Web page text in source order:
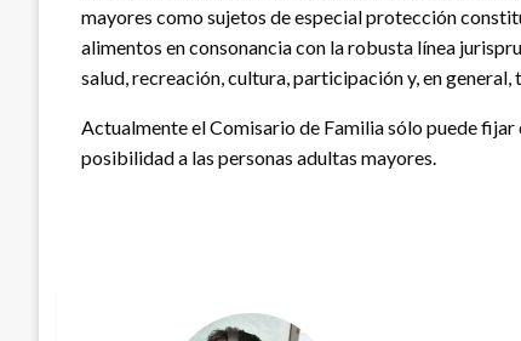
mayores como sujetos de especial protección
alimentos en consonancia con la robusta línea
salud, recreación, cultura, participación y, en
Actualmente el Comisario de Familia sólo puede
posibilidad a las personas adultas mayores.